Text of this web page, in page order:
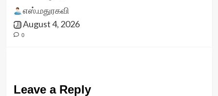
எஸ்.மதுரகவி
August 4, 2026
0
Leave a Reply